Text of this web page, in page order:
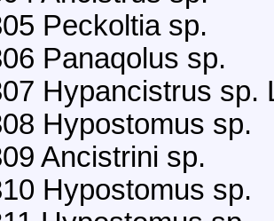
Peckoltia sp.
Panaqolus sp.
Hypancistrus sp.
Hypostomus sp.
Ancistrini sp.
Hypostomus sp.